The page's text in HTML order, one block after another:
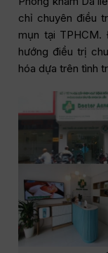
chỉ chuyên điều
mụn tại TPHCM.
hướng điều trị
hóa dựa trên tình